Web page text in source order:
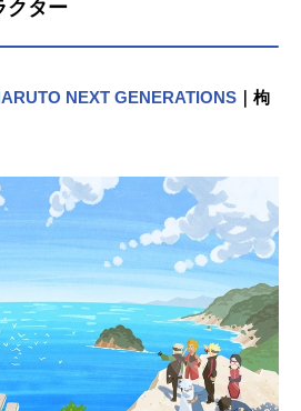
クター
NEXT GENERATIONS ｜枸